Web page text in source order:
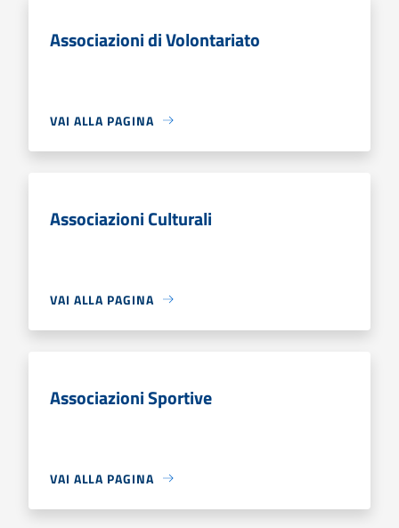
Associazioni di Volontariato
VAI ALLA PAGINA
Associazioni Culturali
VAI ALLA PAGINA
Associazioni Sportive
VAI ALLA PAGINA